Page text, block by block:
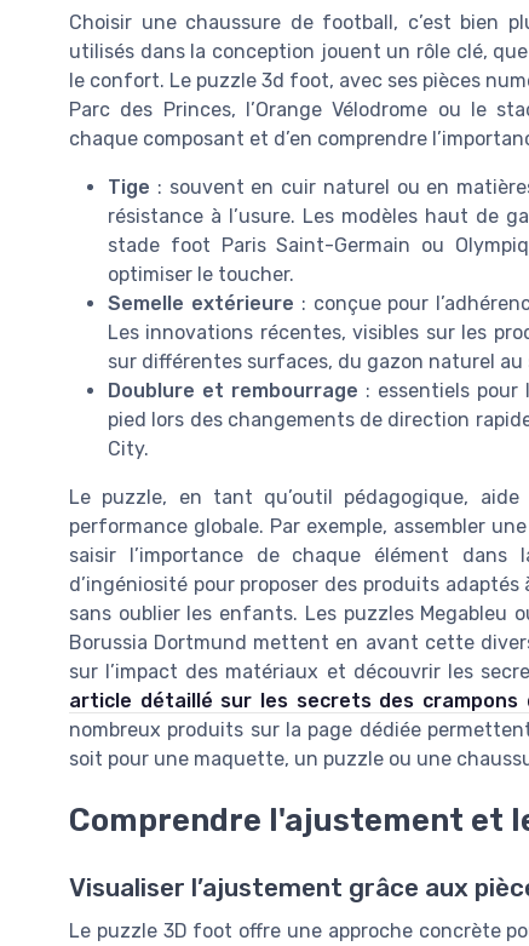
Choisir une chaussure de football, c’est bien
utilisés dans la conception jouent un rôle clé,
le confort. Le puzzle 3d foot, avec ses pièces
Parc des Princes, l’Orange Vélodrome ou le
chaque composant et d’en comprendre
Tige : souvent en cuir naturel ou en
résistance à l’usure. Les modèles haut de
stade foot Paris Saint-Germain ou
optimiser le toucher.
Semelle extérieure : conçue pour
Les innovations récentes, visibles sur les
sur différentes surfaces, du gazon naturel
Doublure et rembourrage : essentiels
pied lors des changements de direction
City.
Le puzzle, en tant qu’outil pédagogique,
performance globale. Par exemple, assembler
saisir l’importance de chaque élément dans
d’ingéniosité pour proposer des produits
sans oublier les enfants. Les puzzles Megableu
Borussia Dortmund mettent en avant cette
sur l’impact des matériaux et découvrir les
article détaillé sur les secrets des crampons
nombreux produits sur la page dédiée
soit pour une maquette, un puzzle ou une
Comprendre l'ajustement et
Visualiser l’ajustement grâce aux
Le puzzle 3D foot offre une approche concrète